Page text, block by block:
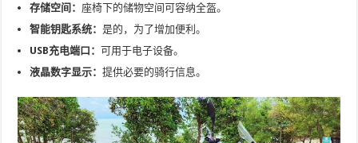
存储空间： 座椅下的储物空间可容纳全盔。
智能钥匙系统：是的，为了增加便利。
USB充电端口：可用于电子设备。
液晶数字显示：提供必要的骑行信息。